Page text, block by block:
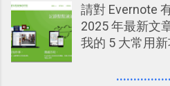
用 Trello？ 8個
2017/6 新增：
旅行？我的
卡片不再落落
標籤在他的訊
相片圖片裡，
審查」的機制
鴉牆上，從而
請對 Evernote
2025 年最新文
我的 5 大常用
介紹文章： 把